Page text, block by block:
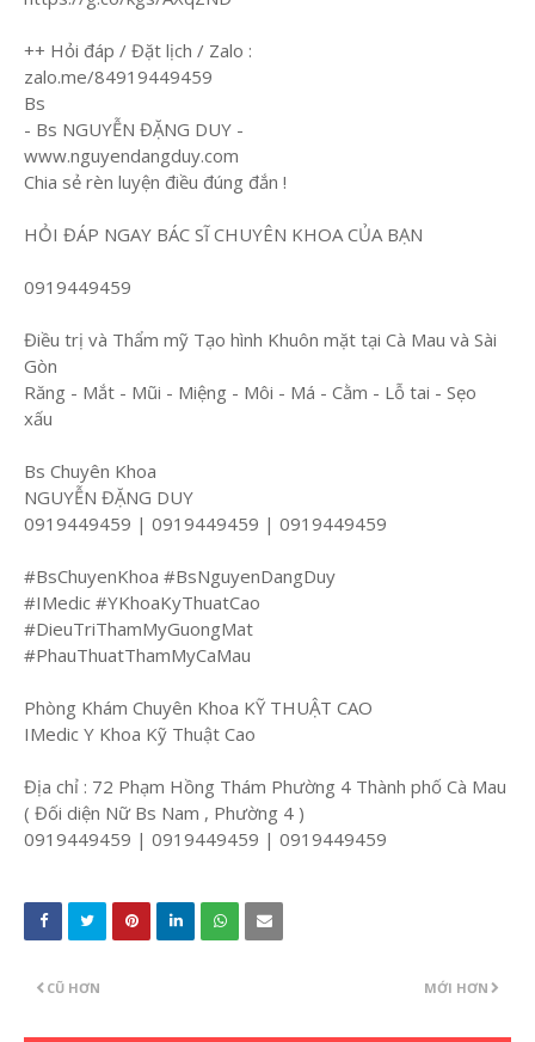
++ Hỏi đáp / Đặt lịch / Zalo :
zalo.me/84919449459
Bs
- Bs NGUYỄN ĐẶNG DUY -
www.nguyendangduy.com
Chia sẻ rèn luyện điều đúng đắn !
HỎI ĐÁP NGAY BÁC SĨ CHUYÊN KHOA CỦA BẠN
0919449459
Điều trị và Thẩm mỹ Tạo hình Khuôn mặt tại Cà Mau và Sài
Gòn
Răng - Mắt - Mũi - Miệng - Môi - Má - Cằm - Lỗ tai - Sẹo
xấu
Bs Chuyên Khoa
NGUYỄN ĐẶNG DUY
0919449459 | 0919449459 | 0919449459
#BsChuyenKhoa #BsNguyenDangDuy
#IMedic #YKhoaKyThuatCao
#DieuTriThamMyGuongMat
#PhauThuatThamMyCaMau
Phòng Khám Chuyên Khoa KỸ THUẬT CAO
IMedic Y Khoa Kỹ Thuật Cao
Địa chỉ : 72 Phạm Hồng Thám Phường 4 Thành phố Cà Mau
( Đối diện Nữ Bs Nam , Phường 4 )
0919449459 | 0919449459 | 0919449459
MỚI HƠN
CŨ HƠN